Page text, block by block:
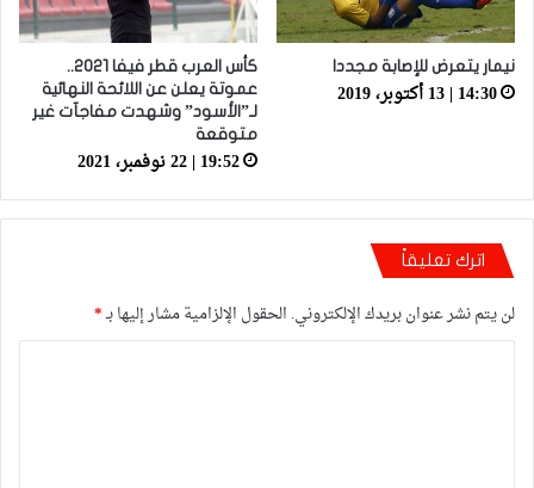
نيمار يتعرض للإصابة مجددا
14:30 | 13 أكتوبر، 2019
كأس العرب قطر فيفا 2021..
عموتة يعلن عن اللائحة النهائية
لـ”الأسود” وشهدت مفاجآت غير
متوقعة
19:52 | 22 نوفمبر، 2021
اترك تعليقاً
لن يتم نشر عنوان بريدك الإلكتروني. الحقول الإلزامية مشار إليها بـ*